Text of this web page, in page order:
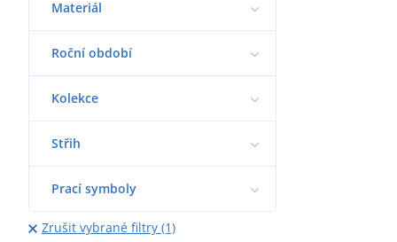
Materiál
Roční období
Kolekce
Střih
Prací symboly
Zrušit vybrané filtry (1)